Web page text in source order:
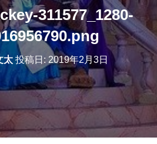
切
り
え
311577_1280-
太 投稿日: 2019年2月3日